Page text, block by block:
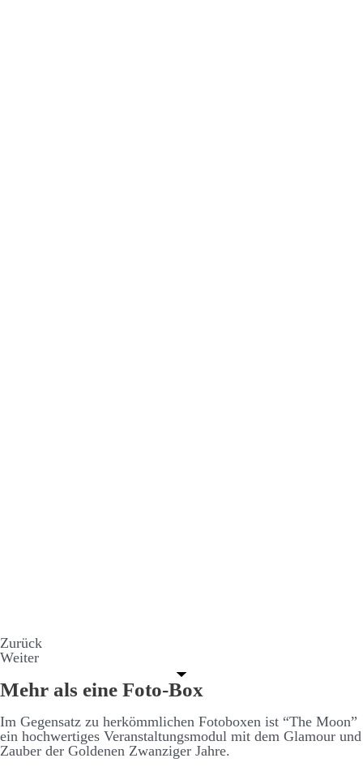
Zurück
Weiter
Mehr als eine Foto-Box
Im Gegen­­satz zu her­­kömm­­lichen Foto­­boxen ist “The Moon”
ein hoch­­wertiges Ver­­an­stalt­ungs­­modul mit dem Glamour und
Zauber der Goldenen Zwanziger Jahre.